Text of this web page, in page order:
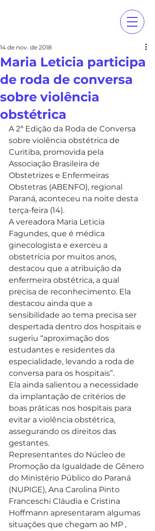
Maria Leticia participa
de roda de conversa
sobre violência
obstétrica
14 de nov. de 2018
A 2ª Edição da Roda de Conversa
sobre violência obstétrica de
Curitiba, promovida pela
Associação Brasileira de
Obstetrizes e Enfermeiras
Obstetras (ABENFO), regional
Paraná, aconteceu na noite desta
terça-feira (14).
A vereadora Maria Leticia
Fagundes, que é médica
ginecologista e exerceu a
obstetrícia por muitos anos,
destacou que a atribuição da
enfermeira obstétrica, a qual
precisa de reconhecimento. Ela
destacou ainda que a
sensibilidade ao tema precisa ser
despertada dentro dos hospitais e
sugeriu “aproximação dos
estudantes e residentes da
especialidade, levando a roda de
conversa para os hospitais”.
Ela ainda salientou a necessidade
da implantação de critérios de
boas práticas nos hospitais para
evitar a violência obstétrica,
assegurando os direitos das
gestantes.
Representantes do Núcleo de
Promoção da Igualdade de Gênero
do Ministério Público do Paraná
(NUPIGE), Ana Carolina Pinto
Franceschi Cláudia e Cristina
Hoffmann apresentaram algumas
situações que chegam ao MP ,